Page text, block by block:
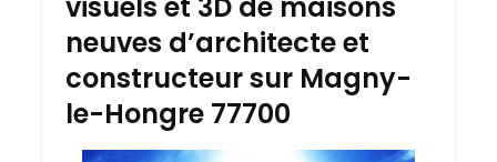
neuves d’architecte et
constructeur sur Magny-
le-Hongre 77700